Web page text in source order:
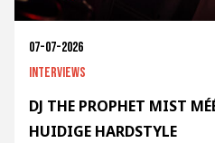
07-07-2026
Interviews
DJ THE PROPHET MIST
HUIDIGE HARDSTYLE